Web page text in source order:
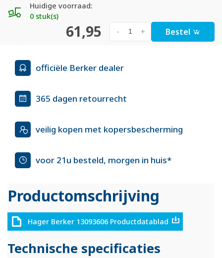
Huidige voorraad:
0 stuk(s)
61,95 +
- Bestel
officiële Berker dealer
365 dagen retourrecht
veilig kopen met kopersbescherming
voor 21u besteld, morgen in huis*
Productomschrijving
Hager Berker 13093606 Productdatablad
Technische specificaties